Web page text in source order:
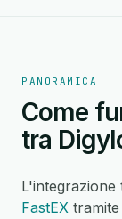
PANORAMICA
Come
tra
L'integrazione
FastEX